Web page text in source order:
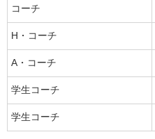
コーチ
H・コーチ
A・コーチ
学生コーチ
学生コーチ